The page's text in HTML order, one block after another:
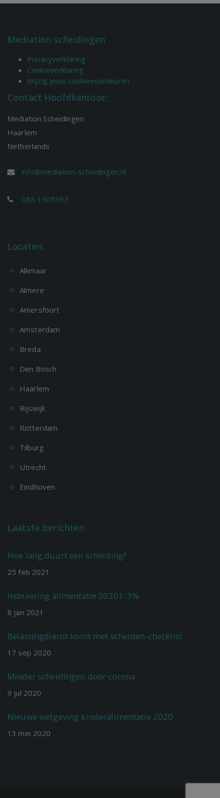
Mediation scheidingen
Privacyverklaring
Cookieverklaring
Wijzig jouw cookievoorkeuren
Contact Hoofdkantoor:
Mediation Scheidingen
Haarlem
Netherlands
info@mediation-scheidingen.nl
085 1303593
Locaties
Alkmaar
Almere
Amersfoort
Amsterdam
Breda
Den Bosch
Haarlem
Rijswijk
Rotterdam
Tilburg
Utrecht
Eindhoven
Laatste berichten
Hoe lang duurt een scheiding?
25 feb 2021
Indexering alimentatie 20201: 3%
8 jan 2021
Belastingdienst komt met scheiden-checklist
17 sep 2020
Minder scheidingen door corona
9 jul 2020
Nieuwe wetgeving kinderalimentatie 2020
13 mei 2020